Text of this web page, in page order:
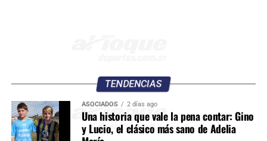
TENDENCIAS
ASOCIADOS 2 días ago
Una historia que vale la pena contar: Gino
y Lucio, el clásico más sano de Adelia